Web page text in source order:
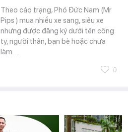
Theo cáo trạng, Phó Đức Nam (Mr
Pips ) mua nhiều xe sang, siêu xe
nhưng được đăng ký dưới tên công
ty, người thân, bạn bè hoặc chưa
làm…
0